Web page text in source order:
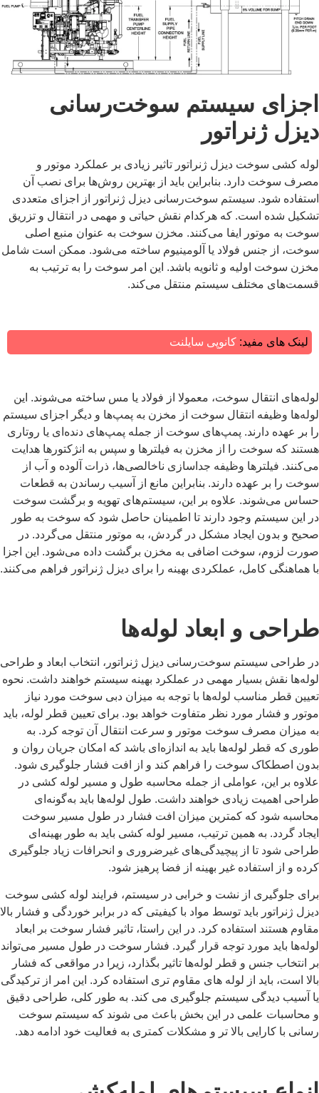
اجزای سیستم سوخت‌رسانی
دیزل ژنراتور
لوله کشی سوخت دیزل ژنراتور تاثیر زیادی بر عملکرد موتور و
مصرف سوخت دارد. بنابراین باید از بهترین روش‌ها برای نصب آن
استفاده شود. سیستم سوخت‌رسانی دیزل ژنراتور از اجزای متعددی
تشکیل شده است. که هرکدام نقش حیاتی و مهمی در انتقال و تزریق
سوخت به موتور ایفا می‌کنند. مخزن سوخت به‌ عنوان منبع اصلی
سوخت، از جنس فولاد یا آلومینیوم ساخته می‌شود. ممکن است شامل
مخزن سوخت اولیه و ثانویه باشد. این امر سوخت را به ترتیب به
قسمت‌های مختلف سیستم منتقل می‌کند.
لینک های مفید: کانوپی سایلنت
لوله‌های انتقال سوخت، معمولا از فولاد یا مس ساخته می‌شوند. این
لوله‌ها وظیفه انتقال سوخت از مخزن به پمپ‌ها و دیگر اجزای سیستم
را بر عهده دارند. پمپ‌های سوخت از جمله پمپ‌های دنده‌ای یا روتاری
هستند که سوخت را از مخزن به فیلترها و سپس به انژکتورها هدایت
می‌کنند. فیلترها وظیفه جداسازی ناخالصی‌ها، ذرات آلوده و آب از
سوخت را بر عهده دارند. بنابراین مانع از آسیب رساندن به قطعات
حساس می‌شوند. علاوه بر این، سیستم‌های تهویه و برگشت سوخت
در این سیستم وجود دارند تا اطمینان حاصل شود که سوخت به ‌طور
صحیح و بدون ایجاد مشکل در گردش، به موتور منتقل می‌گردد. در
صورت لزوم، سوخت اضافی به مخزن برگشت داده می‌شود. این اجزا
با هماهنگی کامل، عملکردی بهینه را برای دیزل ژنراتور فراهم می‌کنند.
طراحی و ابعاد لوله‌ها
در طراحی سیستم سوخت‌رسانی دیزل ژنراتور، انتخاب ابعاد و طراحی
لوله‌ها نقش بسیار مهمی در عملکرد بهینه سیستم خواهند داشت. نحوه
تعیین قطر مناسب لوله‌ها با توجه به میزان دبی سوخت مورد نیاز
موتور و فشار مورد نظر متفاوت خواهد بود. برای تعیین قطر لوله، باید
به میزان مصرف سوخت موتور و سرعت انتقال آن توجه کرد. به
طوری که قطر لوله‌ها باید به اندازه‌ای باشد که امکان جریان روان و
بدون اصطکاک سوخت را فراهم کند و از افت فشار جلوگیری شود.
علاوه بر این، عواملی از جمله محاسبه طول و مسیر لوله‌ کشی در
طراحی اهمیت زیادی خواهند داشت. طول لوله‌ها باید به‌گونه‌ای
محاسبه شود که کمترین میزان افت فشار در طول مسیر سوخت
ایجاد گردد. به همین ترتیب، مسیر لوله ‌کشی باید به‌ طور بهینه‌ای
طراحی شود تا از پیچیدگی‌های غیرضروری و انحرافات زیاد جلوگیری
کرده و از استفاده غیر بهینه از فضا پرهیز شود.
برای جلوگیری از نشت و خرابی در سیستم، فرایند لوله کشی سوخت
دیزل ژنراتور باید توسط مواد با کیفیتی که در برابر خوردگی و فشار بالا
مقاوم هستند استفاده کرد. در این راستا، تاثیر فشار سوخت بر ابعاد
لوله‌ها باید مورد توجه قرار گیرد. فشار سوخت در طول مسیر می‌تواند
بر انتخاب جنس و قطر لوله‌ها تاثیر بگذارد، زیرا در مواقعی که فشار
بالا است، باید از لوله های مقاوم تری استفاده کرد. این امر از ترکیدگی
یا آسیب ‌دیدگی سیستم جلوگیری می کند. به‌ طور کلی، طراحی دقیق
و محاسبات علمی در این بخش باعث می ‌شوند که سیستم سوخت‌
رسانی با کارایی بالا تر و مشکلات کمتری به فعالیت خود ادامه دهد.